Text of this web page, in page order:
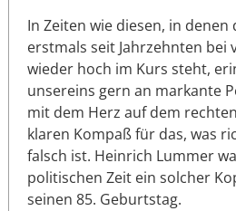
In Zeiten wie diesen, in denen
erstmals seit Jahrzehnten bei
wieder hoch im Kurs steht,
unsereins gern an markante
mit dem Herz auf dem
klaren Kompaß für das, was
falsch ist. Heinrich Lummer
politischen Zeit ein solcher
seinen 85. Geburtstag.